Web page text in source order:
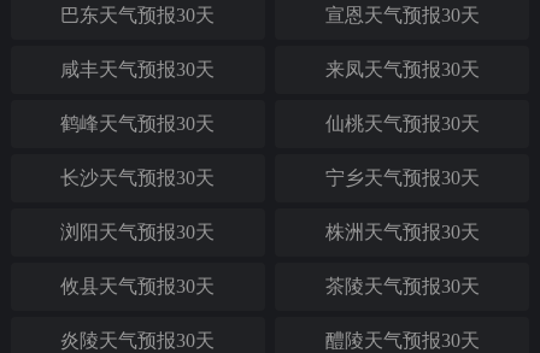
巴东天气预报30天 宣恩天气预报30天
咸丰天气预报30天 来凤天气预报30天
鹤峰天气预报30天 仙桃天气预报30天
长沙天气预报30天 宁乡天气预报30天
浏阳天气预报30天 株洲天气预报30天
攸县天气预报30天 茶陵天气预报30天
炎陵天气预报30天 醴陵天气预报30天